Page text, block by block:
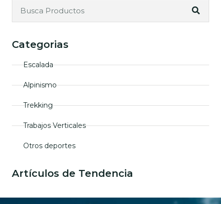
Categorias
Escalada
Alpinismo
Trekking
Trabajos Verticales
Otros deportes
Artículos de Tendencia